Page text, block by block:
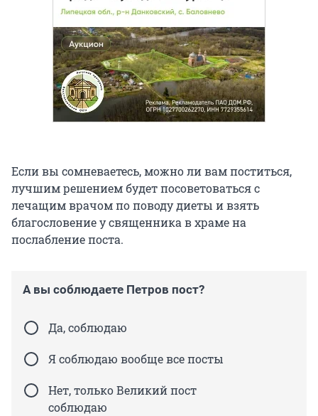
Если вы сомневаетесь, можно ли вам поститься,
лучшим решением будет посоветоваться с
лечащим врачом по поводу диеты и взять
благословение у священника в храме на
послабление поста.
А вы соблюдаете Петров пост?
Да, соблюдаю
Я соблюдаю вообще все посты
Нет, только Великий пост
соблюдаю